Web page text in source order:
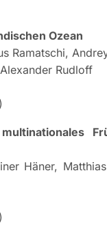
Ozean
Ramatschi,
Rudloff
Häner,